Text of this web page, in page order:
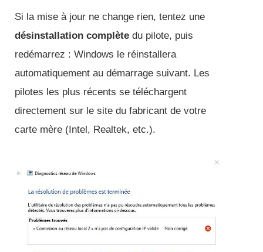
Si la mise à jour ne change rien, tentez une
désinstallation complète du pilote, puis
redémarrez : Windows le réinstallera
automatiquement au démarrage suivant. Les
pilotes les plus récents se téléchargent
directement sur le site du fabricant de votre
carte mère (Intel, Realtek, etc.).